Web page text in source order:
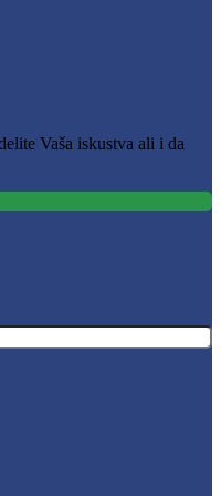
Vaša iskustva ali i da